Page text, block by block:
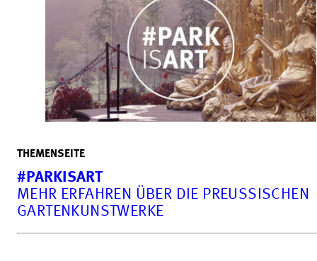
THEMENSEITE
#PARKISART
MEHR ERFAHREN ÜBER DIE PREUSSISCHEN G
ARTENKUNSTWERKE